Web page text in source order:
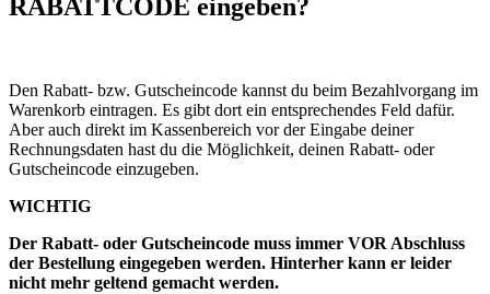
RABATTCODE eingeben?
Den Rabatt- bzw. Gutscheincode kannst du beim Bezahlvorgang im
Warenkorb eintragen. Es gibt dort ein entsprechendes Feld dafür.
Aber auch direkt im Kassenbereich vor der Eingabe deiner
Rechnungsdaten hast du die Möglichkeit, deinen Rabatt- oder
Gutscheincode einzugeben.
WICHTIG
Der Rabatt- oder Gutscheincode muss immer VOR Abschluss
der Bestellung eingegeben werden. Hinterher kann er leider
nicht mehr geltend gemacht werden.